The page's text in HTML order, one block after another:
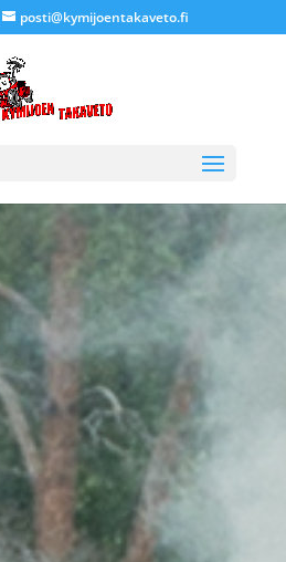
posti@kymijoentakaveto.fi